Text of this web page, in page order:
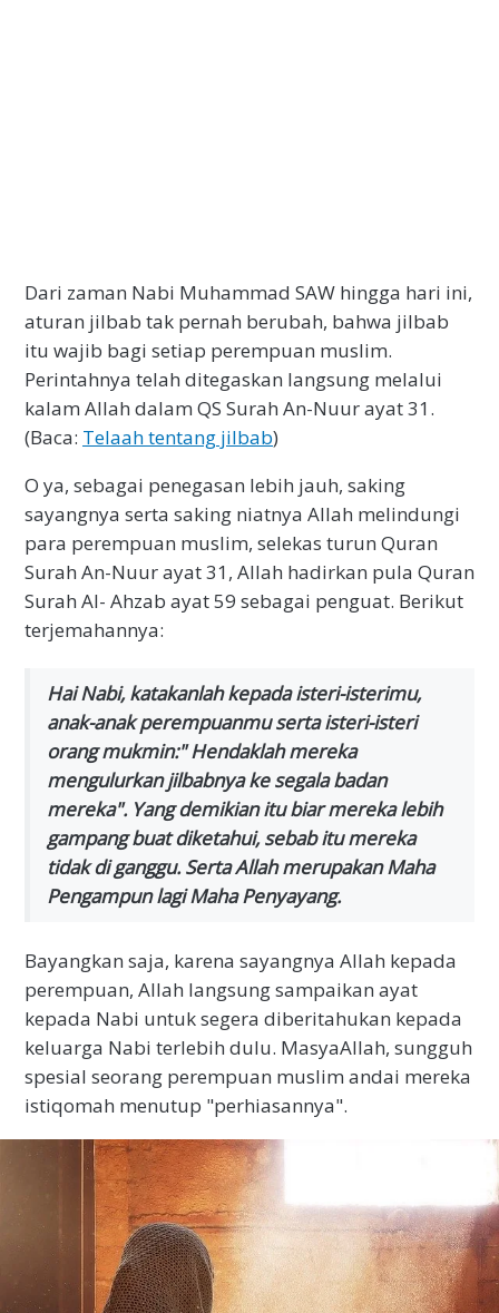
Dari zaman Nabi Muhammad SAW hingga hari ini,
aturan jilbab tak pernah berubah, bahwa jilbab
itu wajib bagi setiap perempuan muslim.
Perintahnya telah ditegaskan langsung melalui
kalam Allah dalam QS Surah An-Nuur ayat 31.
(Baca: Telaah tentang jilbab)
O ya, sebagai penegasan lebih jauh, saking
sayangnya serta saking niatnya Allah melindungi
para perempuan muslim, selekas turun Quran
Surah An-Nuur ayat 31, Allah hadirkan pula Quran
Surah Al- Ahzab ayat 59 sebagai penguat. Berikut
terjemahannya:
Hai Nabi, katakanlah kepada isteri-isterimu,
anak-anak perempuanmu serta isteri-isteri
orang mukmin:" Hendaklah mereka
mengulurkan jilbabnya ke segala badan
mereka". Yang demikian itu biar mereka lebih
gampang buat diketahui, sebab itu mereka
tidak di ganggu. Serta Allah merupakan Maha
Pengampun lagi Maha Penyayang.
Bayangkan saja, karena sayangnya Allah kepada
perempuan, Allah langsung sampaikan ayat
kepada Nabi untuk segera diberitahukan kepada
keluarga Nabi terlebih dulu. MasyaAllah, sungguh
spesial seorang perempuan muslim andai mereka
istiqomah menutup "perhiasannya".